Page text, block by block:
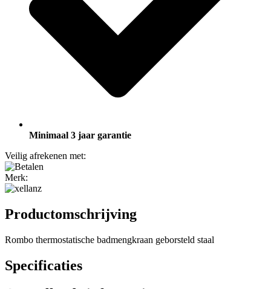
Minimaal 3 jaar garantie
Veilig afrekenen met:
Merk:
Productomschrijving
Rombo thermostatische badmengkraan geborsteld staal
Specificaties